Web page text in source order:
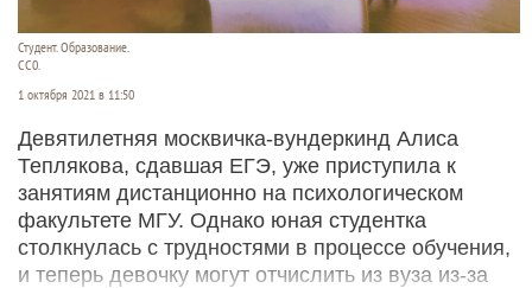
Студент. Образование.
СС0.
1 октября 2021 в 11:50
Девятилетняя москвичка-вундеркинд Алиса
Теплякова, сдавшая ЕГЭ, уже приступила к
занятиям дистанционно на психологическом
факультете МГУ. Однако юная студентка
столкнулась с трудностями в процессе обучения,
и теперь девочку могут отчислить из вуза из-за